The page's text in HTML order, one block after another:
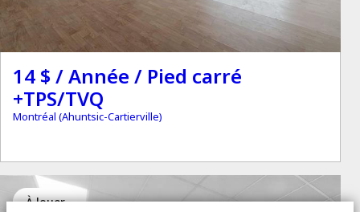
14 $ / Année / Pied carré
+TPS/TVQ
Montréal (Ahuntsic-Cartierville)
à louer